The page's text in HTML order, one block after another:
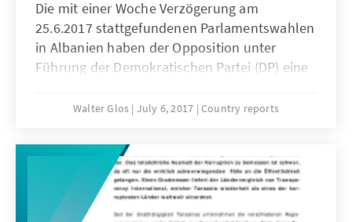
Die mit einer Woche Verzögerung am
25.6.2017 stattgefundenen Parlamentswahlen
in Albanien haben der Opposition unter
Führung der Demokratischen Partei (DP) eine
Sozialistische Partei (SP) ist als klarer Sieger
und fairen Wahl hervorgegangen und kann
somit die nächsten 4 Jahre alleine regieren.
Walter Glos July 6, 2017 Country reports